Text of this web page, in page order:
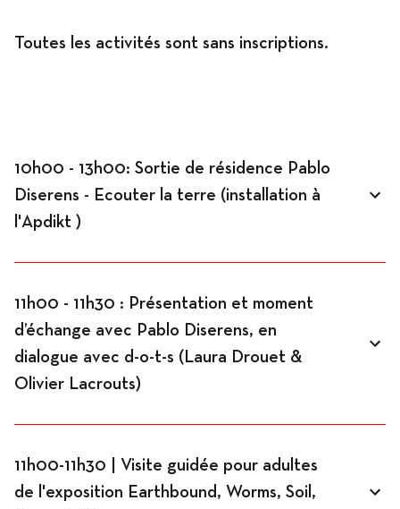
Toutes les activités sont sans inscriptions.
10h00 - 13h00: Sortie de résidence Pablo
Diserens - Ecouter la terre (installation à
l'Apdikt )
11h00 - 11h30 : Présentation et moment
d’échange avec Pablo Diserens, en
dialogue avec d-o-t-s (Laura Drouet &
Olivier Lacrouts)
11h00-11h30 | Visite guidée pour adultes
de l'exposition Earthbound, Worms, Soil,